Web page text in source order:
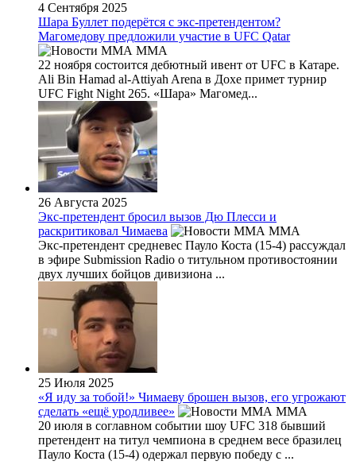
4 Сентября 2025
Шара Буллет подерётся с экс-претендентом?
Магомедову предложили участие в UFC Qatar
MMA
22 ноября состоится дебютный ивент от UFC в Катаре.
Ali Bin Hamad al-Attiyah Arena в Дохе примет турнир
UFC Fight Night 265. «Шара» Магомед...
26 Августа 2025
Экс-претендент бросил вызов Дю Плесси и
раскритиковал Чимаева
MMA
Экс-претендент средневес Пауло Коста (15-4) рассуждал
в эфире Submission Radio о титульном противостоянии
двух лучших бойцов дивизиона ...
25 Июля 2025
«Я иду за тобой!» Чимаеву брошен вызов, его угрожают
сделать «ещё уродливее»
MMA
20 июля в соглавном событии шоу UFC 318 бывший
претендент на титул чемпиона в среднем весе бразилец
Пауло Коста (15-4) одержал первую победу с ...